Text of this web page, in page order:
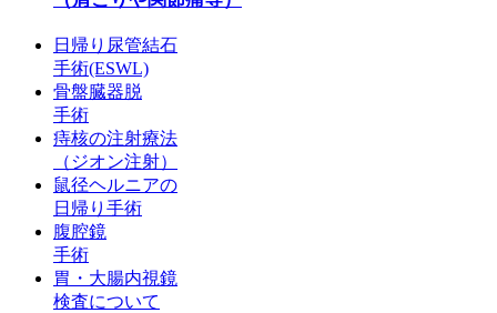
日帰り尿管結石
手術(ESWL)
骨盤臓器脱
手術
痔核の注射療法
（ジオン注射）
鼠径ヘルニアの
日帰り手術
腹腔鏡
手術
胃・大腸内視鏡
検査について